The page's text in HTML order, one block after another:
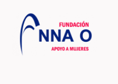
Saltar
contenido